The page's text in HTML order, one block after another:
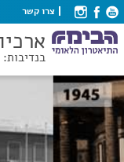
צרו קשר
בנדיבות: